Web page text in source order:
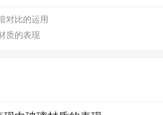
对比的运用
质的表现